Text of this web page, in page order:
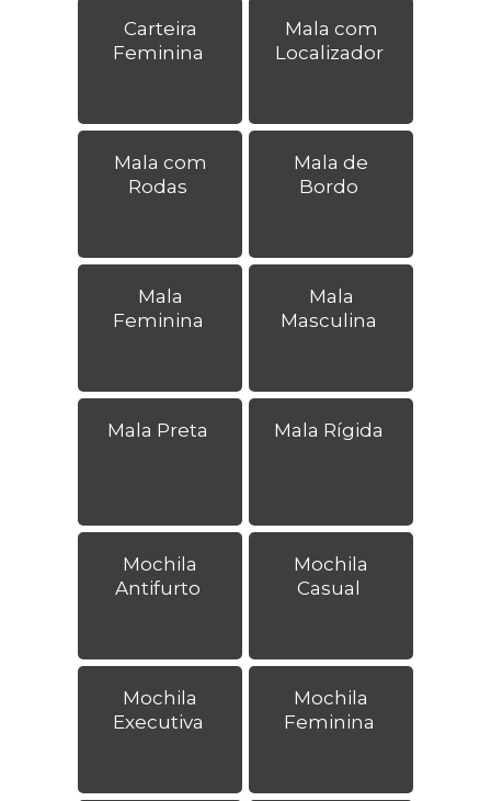
Carteira
Feminina
Mala com
Localizador
Mala com
Rodas
Mala de
Bordo
Mala
Feminina
Mala
Masculina
Mala Preta Mala Rígida
Mochila
Antifurto
Mochila
Casual
Mochila
Executiva
Mochila
Feminina